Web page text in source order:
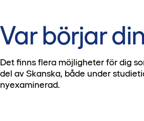
Var börjar
Det finns flera möjligheter för dig
del av Skanska, både under
nyexaminerad.